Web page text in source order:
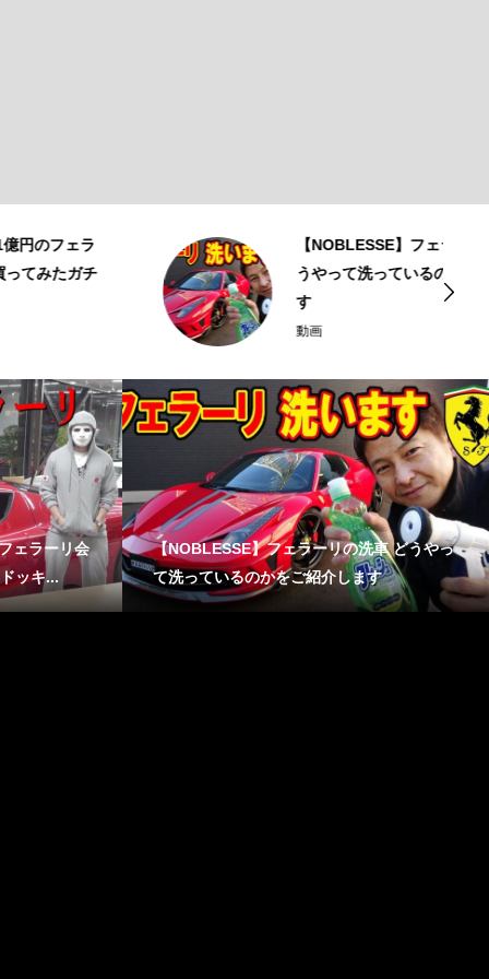
【NOBLESSE】フェラーリの洗車 ど
うやって洗っているのかをご紹介しま
す
動画
ェラーリ会
ッキ...
【NOBLESSE】フェラーリの洗車 どうやっ
て洗っているのかをご紹介します